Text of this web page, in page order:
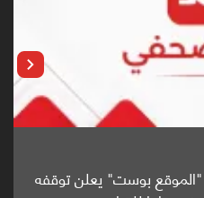
أبحاث ألزهايمر بدراسة